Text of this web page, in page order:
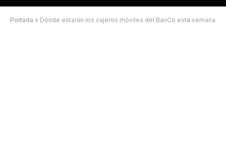
Portada » Dónde estarán los cajeros móviles del BanCo esta semana